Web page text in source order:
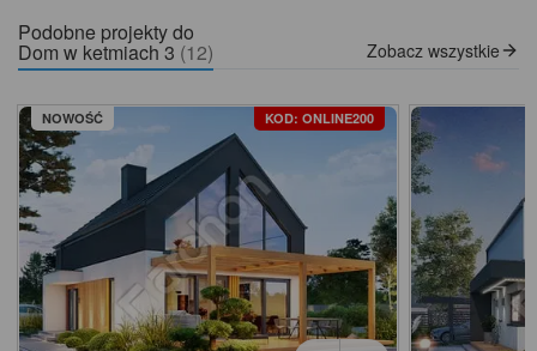
Podobne projekty do
Dom w ketmiach 3 (12) Zobacz wszystkie
NOWOŚĆ KOD: ONLINE200